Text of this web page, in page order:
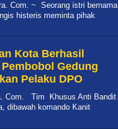
Com. ~ Seorang istri bernama
histeris meminta pihak
Kota Berhasil
Gedung
Pelaku DPO
Com. Tim Khusus Anti Bandit
dibawah komando Kanit